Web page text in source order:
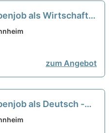
als Wirtschaft -
(w/m/d)
zum Angebot
als Deutsch -
(w/m/d)